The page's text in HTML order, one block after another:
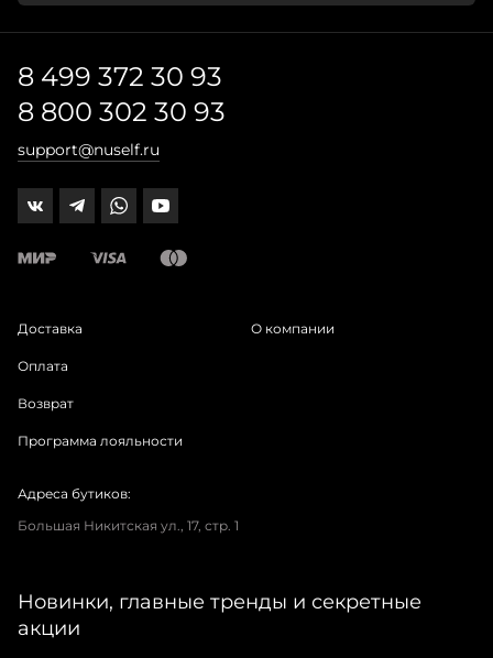
8 499 372 30 93
8 800 302 30 93
support@nuself.ru
Доставка
Оплата
Возврат
Программа лояльности
О компании
Адреса бутиков:
Большая Никитская ул., 17, стр. 1
Новинки, главные тренды и секретные
акции